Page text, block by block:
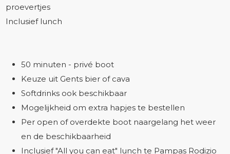
proevertjes
Inclusief lunch
50 minuten - privé boot
Keuze uit Gents bier of cava
Softdrinks ook beschikbaar
Mogelijkheid om extra hapjes te bestellen
Per open of overdekte boot naargelang het weer
en de beschikbaarheid
Inclusief "All you can eat" lunch te Pampas Rodizio